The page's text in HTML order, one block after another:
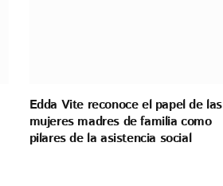
Edda Vite reconoce el papel de las
mujeres madres de familia como
pilares de la asistencia social